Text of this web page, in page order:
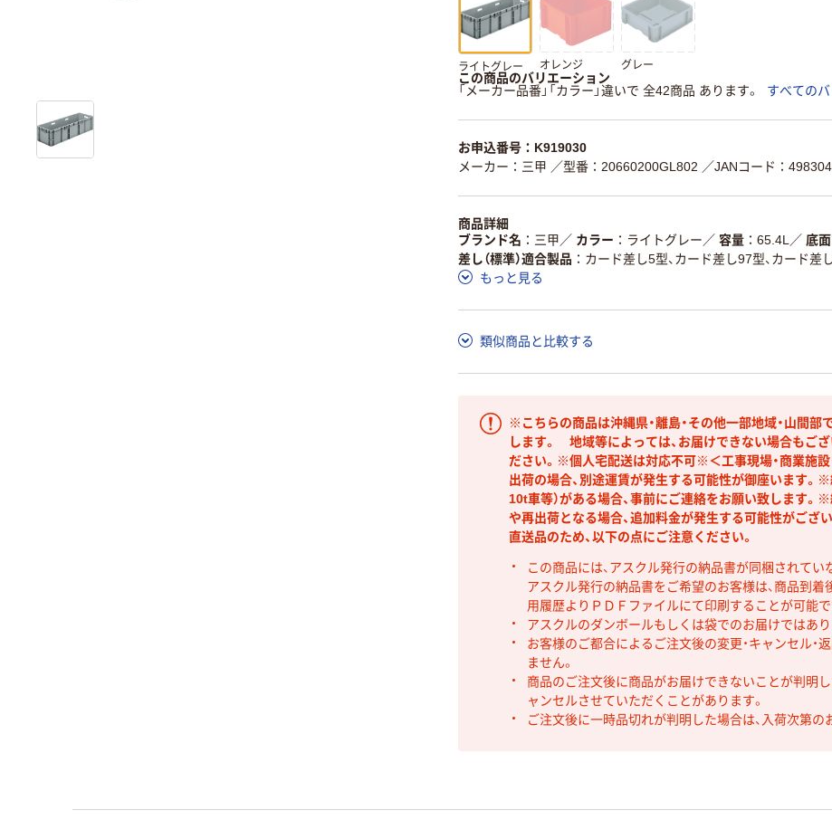
ライトグレー オレンジ グレー
この商品のバリエーション
「メーカー品番」「カラー」違いで 全42商品 あります。
すべての
お申込番号：K919030
メーカー：三甲 ／型番：20660200GL802 ／JANコード：
商品詳細
ブランド名
三甲 ／ カラー ライトグレー ／ 容量 65.4L ／ 底
差し（標準）適合製品
カード差し5型、カード差し97型、カード差
もっと見る
類似商品と比較する
※こちらの商品は沖縄県・離島・その他一部地域・山間部
します。 地域等によっては、お届けできない場合もご
ださい。※個人宅配送は対応不可※＜工事現場・商業施設
出荷の場合、別途運賃が発生する可能性が御座います。※
10t車等）がある場合、事前にご連絡をお願い致します。
や再出荷となる場合、追加料金が発生する可能性がござい
直送品のため、以下の点にご注意ください。
この商品には、アスクル発行の納品書が同梱されてい
アスクル発行の納品書をご希望のお客様は、商品到着
用履歴よりＰＤＦファイルにて印刷することが可能で
アスクルのダンボールもしくは袋でのお届けではあり
お客様のご都合によるご注文後の変更・キャンセル・
ません。
商品のご注文後に商品がお届けできないことが判明し
ャンセルさせていただくことがあります。
ご注文後に一時品切れが判明した場合は、入荷次第の